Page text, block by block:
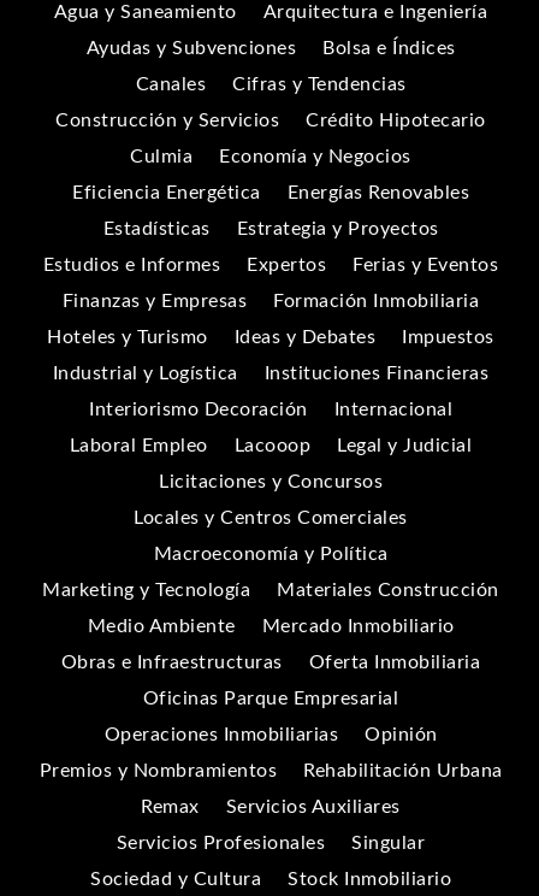
Agua y Saneamiento
Arquitectura e Ingeniería
Ayudas y Subvenciones
Bolsa e Índices
Canales
Cifras y Tendencias
Construcción y Servicios
Crédito Hipotecario
Culmia
Economía y Negocios
Eficiencia Energética
Energías Renovables
Estadísticas
Estrategia y Proyectos
Estudios e Informes
Expertos
Ferias y Eventos
Finanzas y Empresas
Formación Inmobiliaria
Hoteles y Turismo
Ideas y Debates
Impuestos
Industrial y Logística
Instituciones Financieras
Interiorismo Decoración
Internacional
Laboral Empleo
Lacooop
Legal y Judicial
Licitaciones y Concursos
Locales y Centros Comerciales
Macroeconomía y Política
Marketing y Tecnología
Materiales Construcción
Medio Ambiente
Mercado Inmobiliario
Obras e Infraestructuras
Oferta Inmobiliaria
Oficinas Parque Empresarial
Operaciones Inmobiliarias
Opinión
Premios y Nombramientos
Rehabilitación Urbana
Remax
Servicios Auxiliares
Servicios Profesionales
Singular
Sociedad y Cultura
Stock Inmobiliario